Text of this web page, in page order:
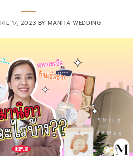
17, 2023 BYMANITA WEDDING